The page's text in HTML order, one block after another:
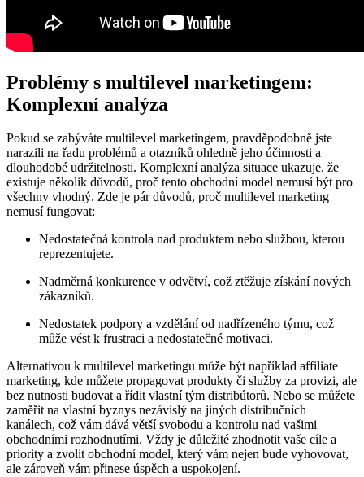
Problémy s multilevel marketingem:
Komplexní analýza
Pokud se zabýváte multilevel marketingem, pravděpodobně jste
narazili na řadu problémů a otazníků ohledně jeho účinnosti a
dlouhodobé udržitelnosti. Komplexní analýza situace ukazuje, že
existuje několik důvodů, proč tento obchodní model nemusí být pro
všechny vhodný. Zde je pár důvodů, proč multilevel marketing
nemusí fungovat:
Nedostatečná kontrola nad produktem nebo službou, kterou
reprezentujete.
Nadměrná konkurence v odvětví, což ztěžuje získání nových
zákazníků.
Nedostatek podpory a vzdělání od nadřízeného týmu, což
může vést k frustraci a nedostatečné motivaci.
Alternativou k multilevel marketingu může být například affiliate
marketing, kde můžete propagovat produkty či služby za provizi, ale
bez nutnosti budovat a řídit vlastní tým distribútorů. Nebo se můžete
zaměřit na vlastní byznys nezávislý na jiných distribučních
kanálech, což vám dává větší svobodu a kontrolu nad vašimi
obchodními rozhodnutími. Vždy je důležité zhodnotit vaše cíle a
priority a zvolit obchodní model, který vám nejen bude vyhovovat,
ale zároveň vám přinese úspěch a uspokojení.